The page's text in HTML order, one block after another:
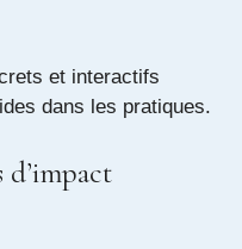
et interactifs
dans les pratiques.
d’impact